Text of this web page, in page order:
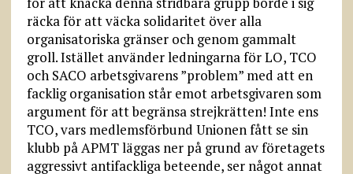
räcka för att väcka solidaritet över alla
organisatoriska gränser och genom gammalt
groll. Istället använder ledningarna för LO, TCO
och SACO arbetsgivarens ”problem” med att en
facklig organisation står emot arbetsgivaren som
argument för att begränsa strejkrätten! Inte ens
TCO, vars medlemsförbund Unionen fått se sin
klubb på APMT läggas ner på grund av företagets
aggressivt antifackliga beteende, ser något annat